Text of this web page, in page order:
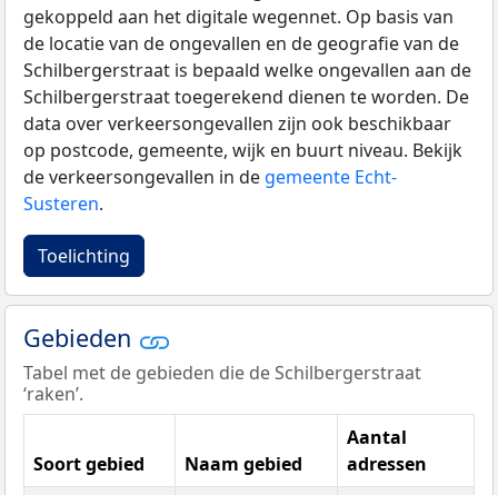
gekoppeld aan het digitale wegennet. Op basis van
de locatie van de ongevallen en de geografie van de
Schilbergerstraat is bepaald welke ongevallen aan de
Schilbergerstraat toegerekend dienen te worden. De
data over verkeersongevallen zijn ook beschikbaar
op postcode, gemeente, wijk en buurt niveau. Bekijk
de verkeersongevallen in de gemeente Echt-
Susteren.
Toelichting
Gebieden
Tabel met de gebieden die de Schilbergerstraat
‘raken’.
Soort gebied Naam gebied
Aantal
adressen